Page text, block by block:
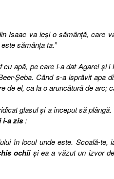
Isaac va ieşi o sămânţă, care
sămânţa ta.”
apă, pe care l-a dat Agarei şi i
Şeba. Când s-a isprăvit apa
de el, ca la o aruncătură de arc;
glasul şi a început să plângă.
i-a zis:
în locul unde este. Scoală-te,
ochiişi ea a văzut un izvor